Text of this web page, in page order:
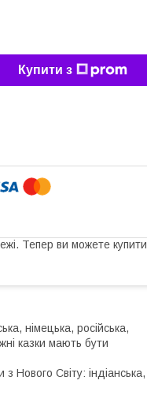
Купити з
Тепер ви можете купити
німецька, російська,
казки мають бути
Нового Світу: індіанська,